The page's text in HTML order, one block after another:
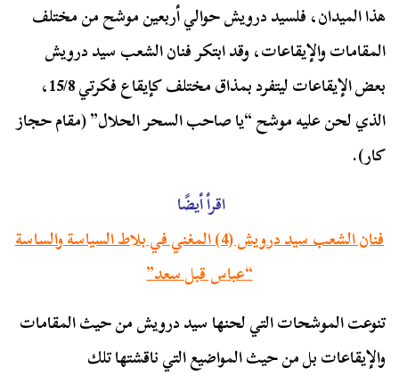
هذا الميدان، فلسيد درويش حوالي أربعين موشح من مختلف
المقامات والإيقاعات، وقد ابتكر فنان الشعب سيد درويش
بعض الإيقاعات ليتفرد بمذاق مختلف كإيقاع فكرتي 15/8،
الذي لحن عليه موشح “يا صاحب السحر الحلال” (مقام حجاز
كار).
اقرأ أيضًا
فنان الشعب سيد درويش (4) المغني في بلاط السياسة والساسة
“عباس قبل سعد”
تنوعت الموشحات التي لحنها سيد درويش من حيث المقامات
والإيقاعات بل من حيث المواضيع التي ناقشتها تلك